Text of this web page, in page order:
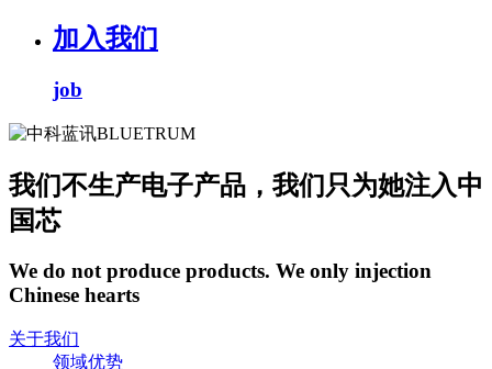
加入我们
job
我们不生产电子产品，我们只为她注入中
国芯
We do not produce products. We only injection
Chinese hearts
关于我们
领域优势